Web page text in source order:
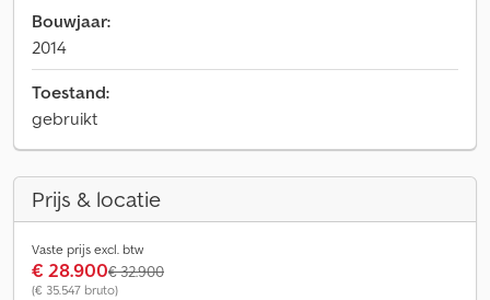
Bouwjaar:
2014
Toestand:
gebruikt
Prijs & locatie
Vaste prijs excl. btw
€ 28.900€ 32.900
(€ 35.547 bruto)